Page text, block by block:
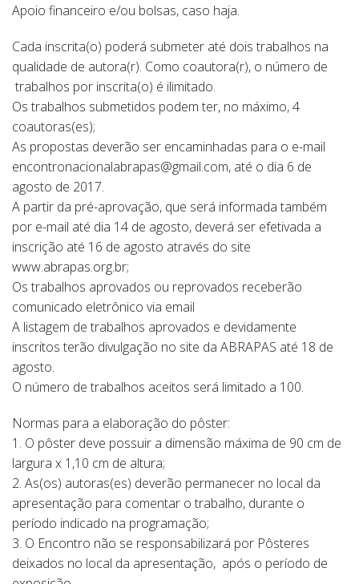
Apoio financeiro e/ou bolsas, caso haja.
Cada inscrita(o) poderá submeter até dois trabalhos na
qualidade de autora(r). Como coautora(r), o número de
trabalhos por inscrita(o) é ilimitado.
Os trabalhos submetidos podem ter, no máximo, 4
coautoras(es);
As propostas deverão ser encaminhadas para o e-mail
encontronacionalabrapas@gmail.com, até o dia 6 de
agosto de 2017.
A partir da pré-aprovação, que será informada também
por e-mail até dia 14 de agosto, deverá ser efetivada a
inscrição até 16 de agosto através do site
www.abrapas.org.br;
Os trabalhos aprovados ou reprovados receberão
comunicado eletrônico via email
A listagem de trabalhos aprovados e devidamente
inscritos terão divulgação no site da ABRAPAS até 18 de
agosto.
O número de trabalhos aceitos será limitado a 100.
Normas para a elaboração do pôster:
1. O pôster deve possuir a dimensão máxima de 90 cm de
largura x 1,10 cm de altura;
2. As(os) autoras(es) deverão permanecer no local da
apresentação para comentar o trabalho, durante o
período indicado na programação;
3. O Encontro não se responsabilizará por Pôsteres
deixados no local da apresentação, após o período de